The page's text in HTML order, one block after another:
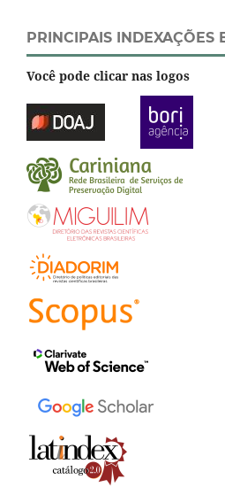
PRINCIPAIS INDEXAÇÕES
Você pode clicar nas logos